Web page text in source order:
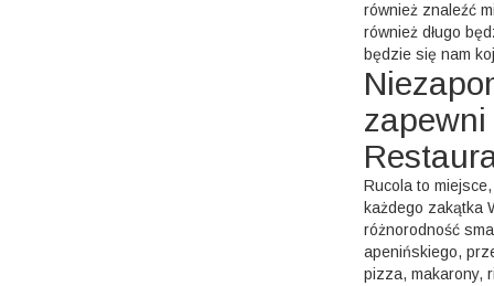
również znaleźć
również długo
będzie się nam
Rucola to
każdego zakątka
różnorodność
apenińskiego,
pizza, makarony,